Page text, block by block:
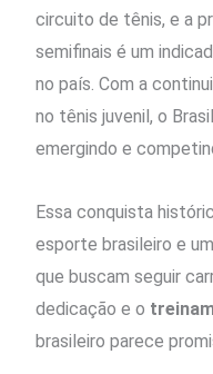
circuito de tênis, e a
semifinais é um
no país. Com a
no tênis juvenil, o
emergindo e
Essa conquista
esporte brasileiro e
que buscam seguir
dedicação e o
brasileiro parece